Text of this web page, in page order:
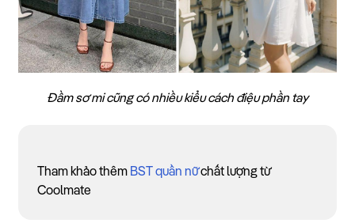
Đầm sơ mi cũng có nhiều kiểu cách điệu phần tay
Tham khảo thêm BST quần nữchất lượng từ
Coolmate